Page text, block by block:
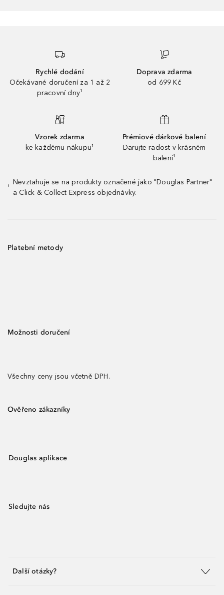
Rychlé dodání
Očekávané doručení za 1 až 2
pracovní dny¹
Doprava zdarma
od 699 Kč
Vzorek zdarma
ke každému nákupu¹
Prémiové dárkové balení
Darujte radost v krásném
balení¹
¹
Nevztahuje se na produkty označené jako "Douglas Partner"
a Click & Collect Express objednávky.
Platební metody
Možnosti doručení
Všechny ceny jsou včetně DPH.
Ověřeno zákazníky
Douglas aplikace
Sledujte nás
Další otázky?